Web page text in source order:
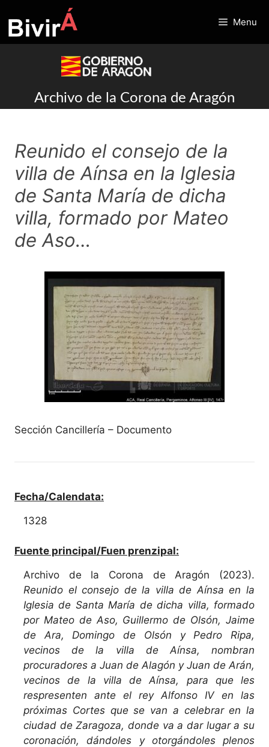
to
content
Menu
Archivo de la Corona de Aragón
Reunido el consejo de la
villa de Aínsa en la Iglesia
de Santa María de dicha
villa, formado por Mateo
de Aso…
Sección Cancillería – Documento
Fecha/Calendata:
1328
Fuente principal/Fuen prenzipal:
Archivo de la Corona de Aragón (2023).
Reunido el consejo de la villa de Aínsa en la
Iglesia de Santa María de dicha villa, formado
por Mateo de Aso, Guillermo de Olsón, Jaime
de Ara, Domingo de Olsón y Pedro Ripa,
vecinos de la villa de Aínsa, nombran
procuradores a Juan de Alagón y Juan de Arán,
vecinos de la villa de Aínsa, para que les
respresenten ante el rey Alfonso IV en las
próximas Cortes que se van a celebrar en la
ciudad de Zaragoza, donde va a dar lugar a su
coronación, dándoles y otorgándoles plenos